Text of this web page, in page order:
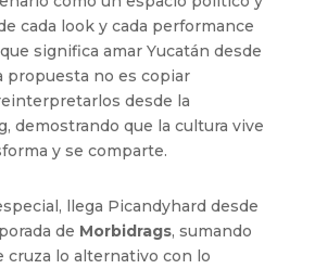
cada look y cada performance
significa amar Yucatán desde
propuesta no es copiar
desde la
demostrando que la cultura vive
y se comparte.
llega Picandyhard desde
de Morbidrags, sumando
cruza lo alternativo con lo